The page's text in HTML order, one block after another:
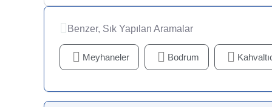
Benzer, Sık Yapılan Aramalar
Meyhaneler Bodrum